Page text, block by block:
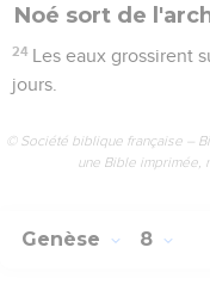
Noé sort de
24 Les eaux grossirent
jours.
© Société biblique française –
une Bible imprimée,
Genèse 8